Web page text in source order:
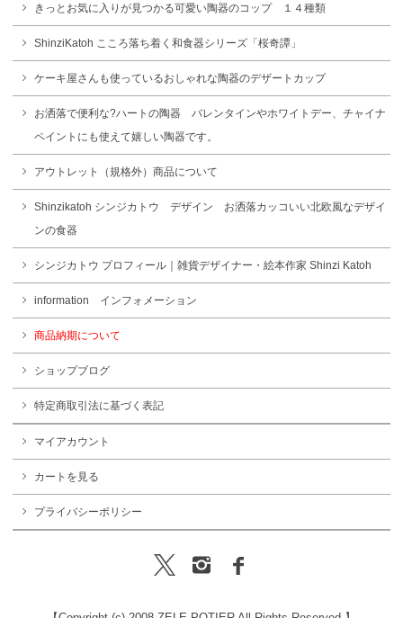
きっとお気に入りが見つかる可愛い陶器のコップ １４種類
ShinziKatoh こころ落ち着く和食器シリーズ「桜奇譚」
ケーキ屋さんも使っているおしゃれな陶器のデザートカップ
お洒落で便利な?ハートの陶器 バレンタインやホワイトデー、チャイナ
ペイントにも使えて嬉しい陶器です。
アウトレット（規格外）商品について
Shinzikatoh シンジカトウ デザイン お洒落カッコいい北欧風なデザイ
ンの食器
シンジカトウ プロフィール｜雑貨デザイナー・絵本作家 Shinzi Katoh
information インフォメーション
商品納期について
ショップブログ
特定商取引法に基づく表記
マイアカウント
カートを見る
プライバシーポリシー